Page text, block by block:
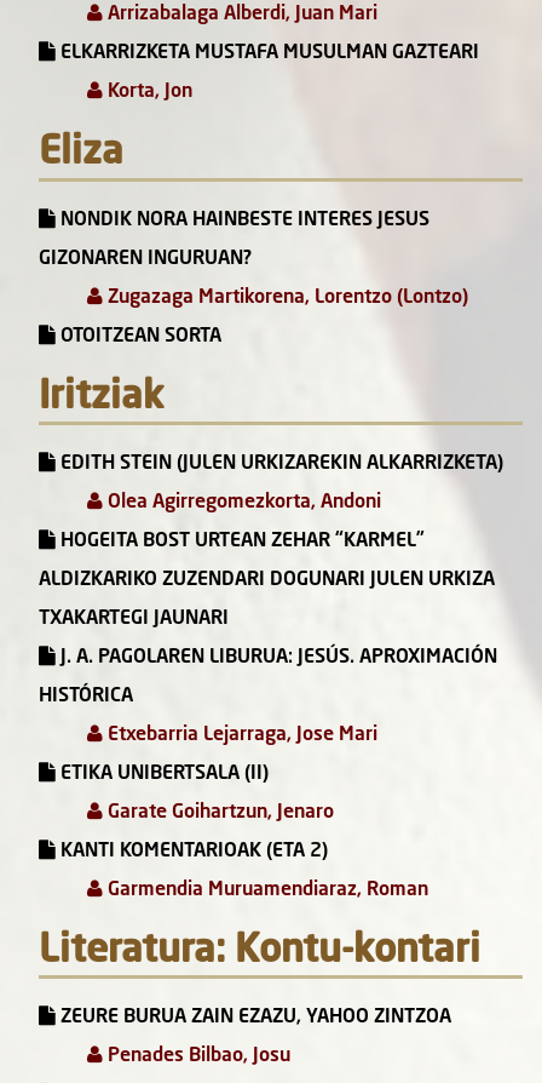
Arrizabalaga Alberdi, Juan Mari
ELKARRIZKETA MUSTAFA MUSULMAN GAZTEARI
Korta, Jon
Eliza
NONDIK NORA HAINBESTE INTERES JESUS
GIZONAREN INGURUAN?
Zugazaga Martikorena, Lorentzo (Lontzo)
OTOITZEAN SORTA
Iritziak
EDITH STEIN (JULEN URKIZAREKIN ALKARRIZKETA)
Olea Agirregomezkorta, Andoni
HOGEITA BOST URTEAN ZEHAR “KARMEL”
ALDIZKARIKO ZUZENDARI DOGUNARI JULEN URKIZA
TXAKARTEGI JAUNARI
J. A. PAGOLAREN LIBURUA: JESÚS. APROXIMACIÓN
HISTÓRICA
Etxebarria Lejarraga, Jose Mari
ETIKA UNIBERTSALA (II)
Garate Goihartzun, Jenaro
KANTI KOMENTARIOAK (ETA 2)
Garmendia Muruamendiaraz, Roman
Literatura: Kontu-kontari
ZEURE BURUA ZAIN EZAZU, YAHOO ZINTZOA
Penades Bilbao, Josu